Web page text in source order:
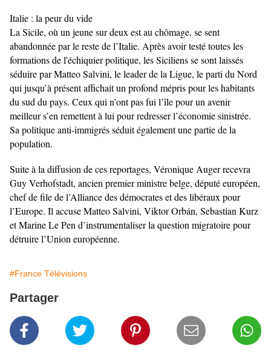
Italie : la peur du vide
La Sicile, où un jeune sur deux est au chômage, se sent
abandonnée par le reste de l’Italie. Après avoir testé toutes les
formations de l'échiquier politique, les Siciliens se sont laissés
séduire par Matteo Salvini, le leader de la Ligue, le parti du Nord
qui jusqu’à présent affichait un profond mépris pour les habitants
du sud du pays. Ceux qui n’ont pas fui l’île pour un avenir
meilleur s’en remettent à lui pour redresser l’économie sinistrée.
Sa politique anti-immigrés séduit également une partie de la
population.
Suite à la diffusion de ces reportages, Véronique Auger recevra
Guy Verhofstadt, ancien premier ministre belge, député européen,
chef de file de l’Alliance des démocrates et des libéraux pour
l’Europe. Il accuse Matteo Salvini, Viktor Orbán, Sebastian Kurz
et Marine Le Pen d’instrumentaliser la question migratoire pour
détruire l’Union européenne.
#France Télévisions
Partager